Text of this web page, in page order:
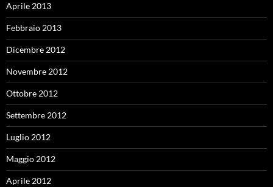
Aprile 2013
Febbraio 2013
Dicembre 2012
Novembre 2012
Ottobre 2012
Settembre 2012
Luglio 2012
Maggio 2012
Aprile 2012